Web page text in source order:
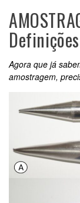
Agora que já
amostragem,